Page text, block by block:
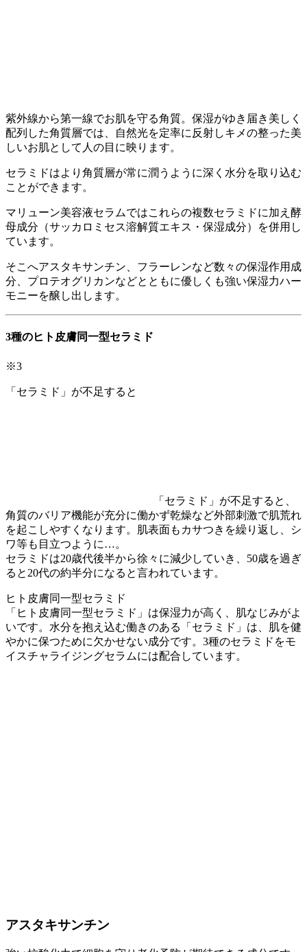
紫外線から第一線でお肌を守る角質。保湿がゆき届き美しく
配列した角質層では、自然光を定率に反射しキメの整った美
しいお肌として人の目に映ります。
セラミドはより角質層が常に潤うように深く水分を取り込む
ことができます。
マリューン美容液セラムではこれらの複数セラミドに加え酵
母成分（サッカロミセス溶解質エキス・保湿成分）を併用し
ています。
そこへアスタキサンチン、フラーレンなど数々の保湿作用成
分、プロテオグリカンなどとともに優しくも強い保湿力ハー
モニーを醸し出します。
3種のヒト皮膚同一型セラミド
※3
「セラミド」が不足すると
「セラミド」が不足すると、
角質のバリア機能が充分に働かず乾燥など外部刺激で肌荒れ
を起こしやすくなります。肌表面もカサつきを繰り返し、シ
ワ等も目立つように…。
セラミドは20歳代後半から徐々に減少していき、50歳を過ぎ
ると20代の約半分になると言われています。
ヒト皮膚同一型セラミド
「ヒト皮膚同一型セラミド」は保湿力が高く、肌なじみがよ
いです。水分を抱え込む働きのある「セラミド」は、肌を健
やかに保つために欠かせない成分です。3種のセラミドをモ
イスチャライジングセラムには配合しています。
アスタキサンチン